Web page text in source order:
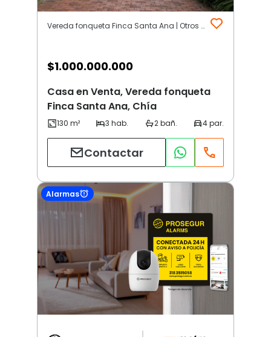
Vereda fonqueta Finca Santa Ana | Otros | Chía
$1.000.000.000
Casa en Venta, Vereda fonqueta
Finca Santa Ana, Chía
Contactar
Alarmas